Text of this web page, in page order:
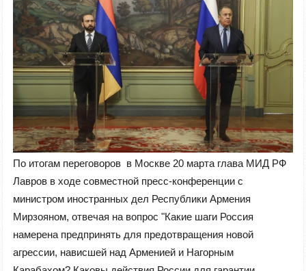
По итогам переговоров в Москве 20 марта глава МИД РФ
Лавров в ходе совместной пресс-конференции с
министром иностранных дел Республики Армения
Мирзояном, отвечая на вопрос "Какие шаги Россия
намерена предпринять для предотвращения новой
агрессии, нависшей над Арменией и Нагорным